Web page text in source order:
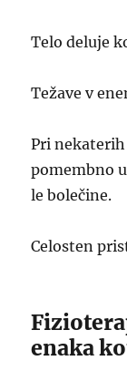
Telo deluje
Težave v
Pri
pomembno
le bolečine.
Celosten
enaka